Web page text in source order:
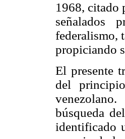
1968, citado
señalados
federalismo,
propiciando
El presente
del
búsqueda
identificado